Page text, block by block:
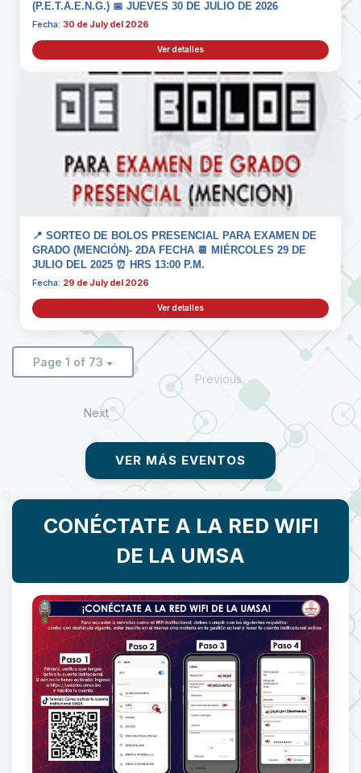
(P.E.T.A.E.N.G.) 📅 JUEVES 30 DE JULIO DE 2026
Fecha: 30 de July del 2026
Ver detalles
📍 SORTEO DE BOLOS PRESENCIAL PARA EXAMEN DE
GRADO (MENCIÓN)- 2DA FECHA 📆 MIÉRCOLES 29 DE
JULIO DEL 2025 ⏰ HRS 13:00 P.M.
Fecha: 29 de July del 2026
Ver detalles
Page 1 of 73
Previous
Next
VER MÁS EVENTOS
CONÉCTATE A LA RED WIFI
DE LA UMSA